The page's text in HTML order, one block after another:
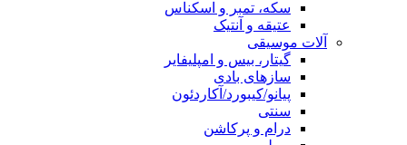
سکه، تمبر و اسکناس
عتیقه و آنتیک
آلات موسیقی
گیتار، بیس و امپلیفایر
سازهای بادی
پیانو/کیبورد/آکاردئون
سنتی
درام و پرکاشن